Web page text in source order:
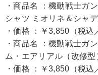
・商品名 ：機動戦士ガ
シャツ ミオリネ＆シャ
・価格 ：￥3,850（税込
・商品名 ：機動戦士ガ
ム・エアリアル（改修型
・価格 ：￥3,850（税込